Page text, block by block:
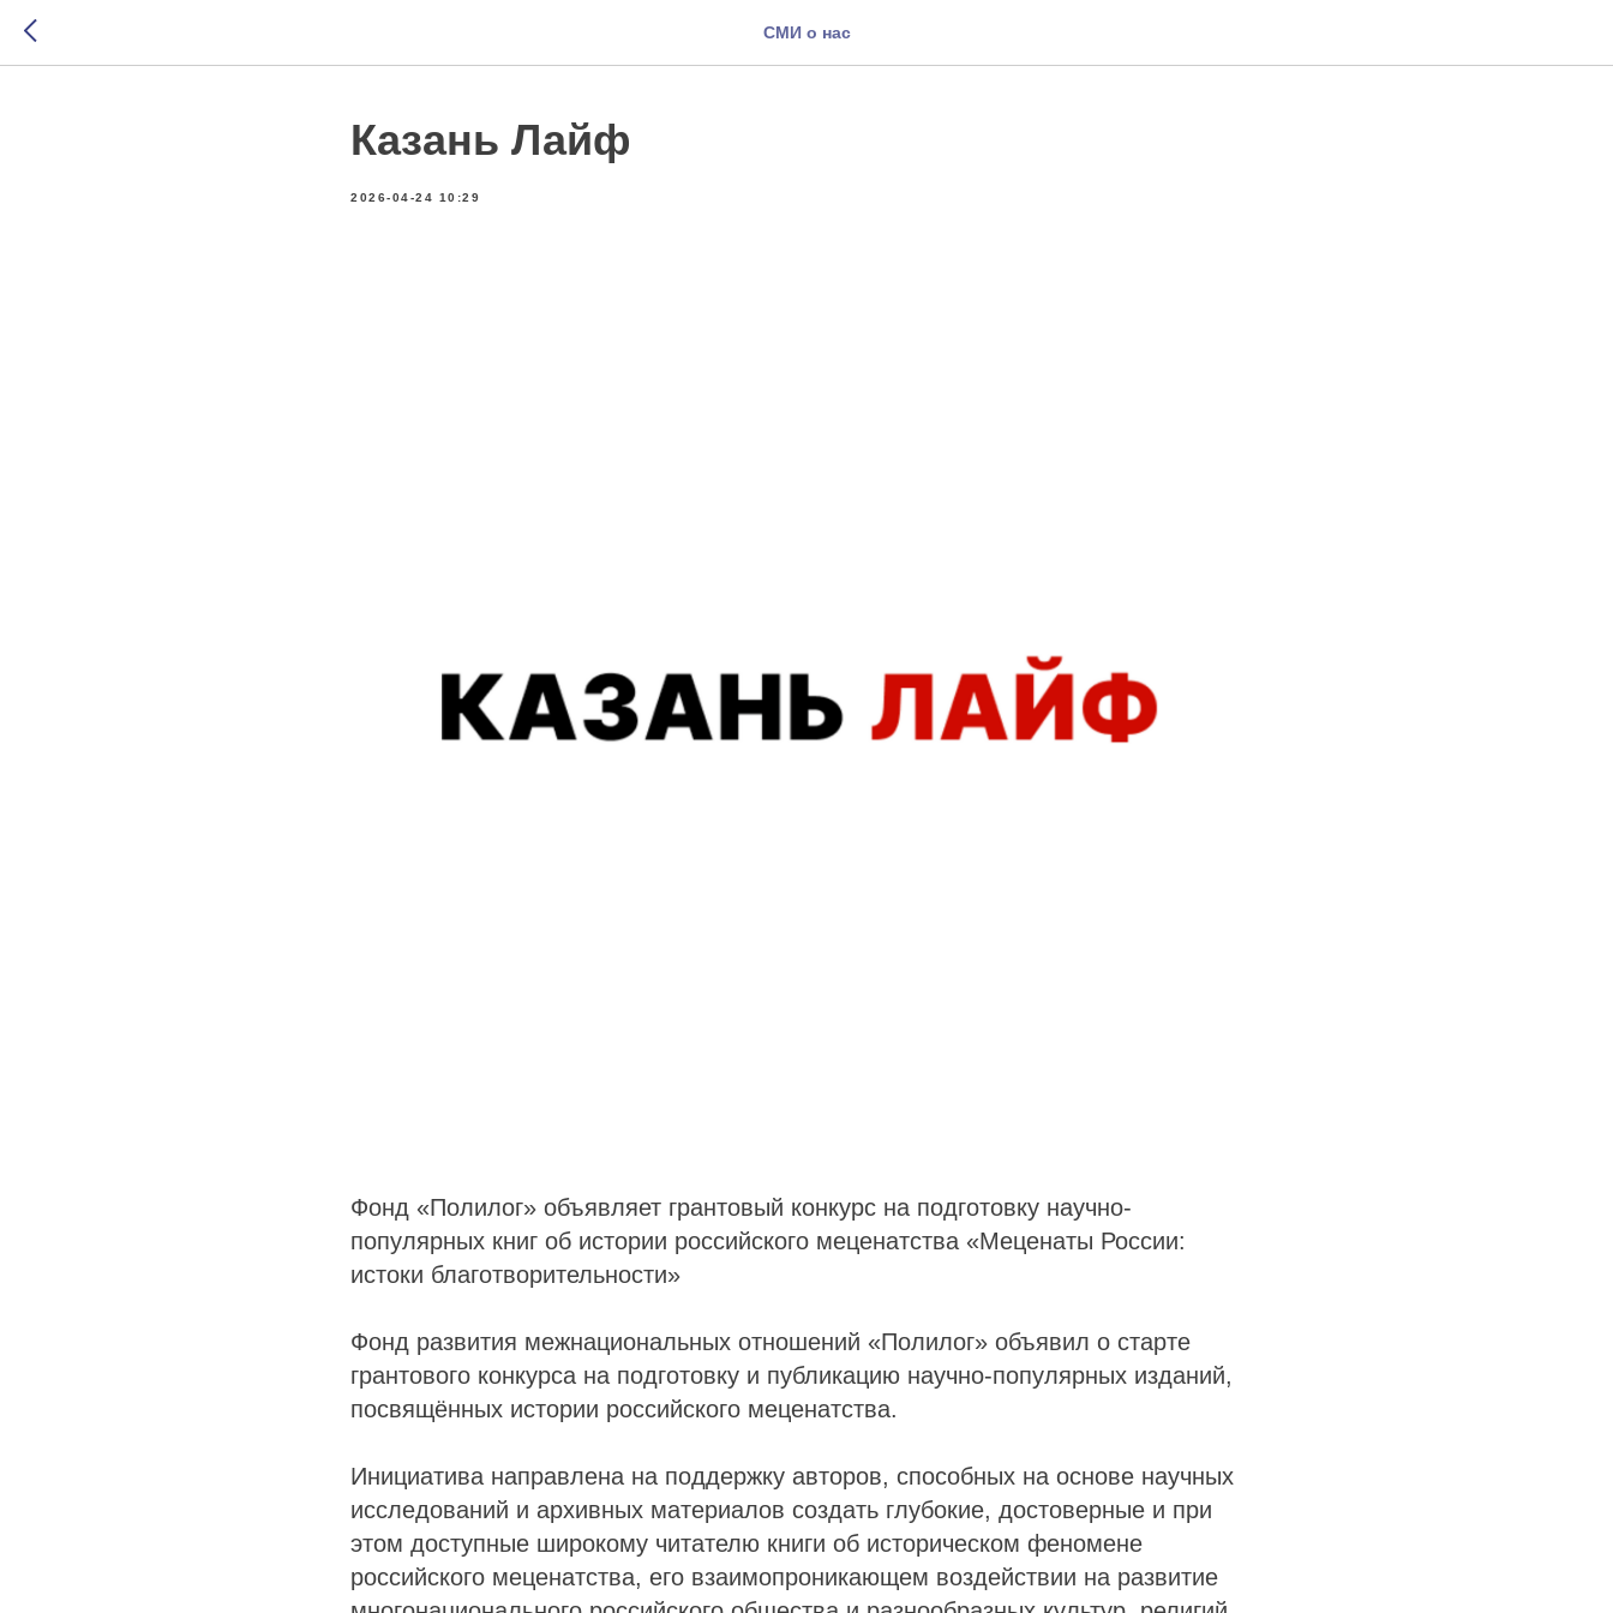
СМИ о нас
Казань Лайф
2026-04-24 10:29
Фонд «Полилог» объявляет грантовый конкурс на подготовку научно-
популярных книг об истории российского меценатства «Меценаты России:
истоки благотворительности»
Фонд развития межнациональных отношений «Полилог» объявил о старте
грантового конкурса на подготовку и публикацию научно-популярных изданий,
посвящённых истории российского меценатства.
Инициатива направлена на поддержку авторов, способных на основе научных
исследований и архивных материалов создать глубокие, достоверные и при
этом доступные широкому читателю книги об историческом феномене
российского меценатства, его взаимопроникающем воздействии на развитие